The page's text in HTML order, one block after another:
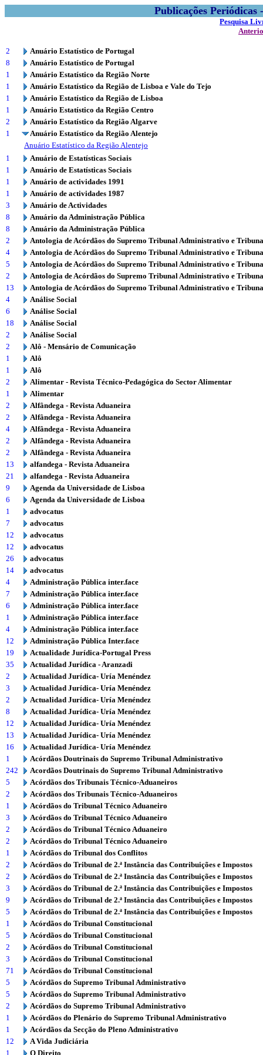
Publicações
Pesquisa
2
Anuário Estatístico de Portugal
8
Anuário Estatístico de Portugal
1
Anuário Estatístico da Região Norte
1
Anuário Estatístico da Região de Lisboa e Vale do Tejo
1
Anuário Estatístico da Região de Lisboa
1
Anuário Estatístico da Região Centro
2
Anuário Estatístico da Região Algarve
1
Anuário Estatístico da Região Alentejo
Anuário Estatístico da Região Alentejo
1
Anuário de Estatísticas Sociais
1
Anuário de Estatísticas Sociais
1
Anuário de actividades 1991
1
Anuário de actividades 1987
3
Anuário de Actividades
8
Anuário da Administração Pública
8
Anuário da Administração Pública
2
Antologia de Acórdãos do Supremo Tribunal Administrativo e
4
Antologia de Acórdãos do Supremo Tribunal Administrativo e
5
Antologia de Acórdãos do Supremo Tribunal Administrativo e
2
Antologia de Acórdãos do Supremo Tribunal Administrativo e
13
Antologia de Acórdãos do Supremo Tribunal Administrativo e
4
Análise Social
6
Análise Social
18
Análise Social
2
Análise Social
2
Alô - Mensário de Comunicação
1
Alô
1
Alô
2
Alimentar - Revista Técnico-Pedagógica do Sector Alimentar
1
Alimentar
2
Alfândega - Revista Aduaneira
2
Alfândega - Revista Aduaneira
4
Alfândega - Revista Aduaneira
2
Alfândega - Revista Aduaneira
2
Alfândega - Revista Aduaneira
13
alfandega - Revista Aduaneira
21
alfandega - Revista Aduaneira
9
Agenda da Universidade de Lisboa
6
Agenda da Universidade de Lisboa
1
advocatus
7
advocatus
12
advocatus
12
advocatus
26
advocatus
14
advocatus
4
Administração Pública inter.face
7
Administração Pública inter.face
6
Administração Pública inter.face
1
Administração Pública inter.face
4
Administração Pública inter.face
12
Administração Pública Inter.face
19
Actualidade Jurídica-Portugal Press
35
Actualidad Jurídica - Aranzadi
2
Actualidad Jurídica- Uría Menéndez
3
Actualidad Jurídica- Uría Menéndez
2
Actualidad Jurídica- Uría Menéndez
8
Actualidad Jurídica- Uría Menéndez
12
Actualidad Jurídica- Uría Menéndez
13
Actualidad Jurídica- Uría Menéndez
16
Actualidad Jurídica- Uría Menéndez
1
Acórdãos Doutrinais do Supremo Tribunal Administrativo
242
Acordãos Doutrinais do Supremo Tribunal Administrativo
5
Acórdãos dos Tribunais Técnico-Aduaneiros
2
Acórdãos dos Tribunais Técnico-Aduaneiros
1
Acórdãos do Tribunal Técnico Aduaneiro
3
Acórdãos do Tribunal Técnico Aduaneiro
2
Acórdãos do Tribunal Técnico Aduaneiro
2
Acórdãos do Tribunal Técnico Aduaneiro
1
Acórdãos do Tribunal dos Conflitos
2
Acórdãos do Tribunal de 2.ª Instância das Contribuições e Impostos
2
Acórdãos do Tribunal de 2.ª Instância das Contribuições e Impostos
3
Acórdãos do Tribunal de 2.ª Instância das Contribuições e Impostos
9
Acórdãos do Tribunal de 2.ª Instância das Contribuições e Impostos
5
Acórdãos do Tribunal de 2.ª Instância das Contribuições e Impostos
1
Acórdãos do Tribunal Constitucional
5
Acórdãos do Tribunal Constitucional
2
Acórdãos do Tribunal Constitucional
3
Acórdãos do Tribunal Constitucional
71
Acórdãos do Tribunal Constitucional
5
Acórdãos do Supremo Tribunal Administrativo
5
Acórdãos do Supremo Tribunal Administrativo
2
Acórdãos do Supremo Tribunal Administrativo
1
Acórdãos do Plenário do Supremo Tribunal Administrativo
1
Acórdãos da Secção do Pleno Administrativo
12
A Vida Judiciária
1
O Direito